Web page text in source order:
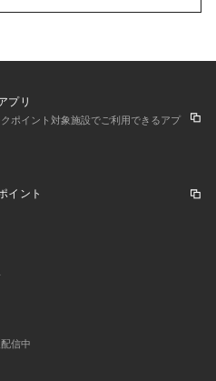
プリ
ポイント対象施設でご利用できるアプ
イント
信中